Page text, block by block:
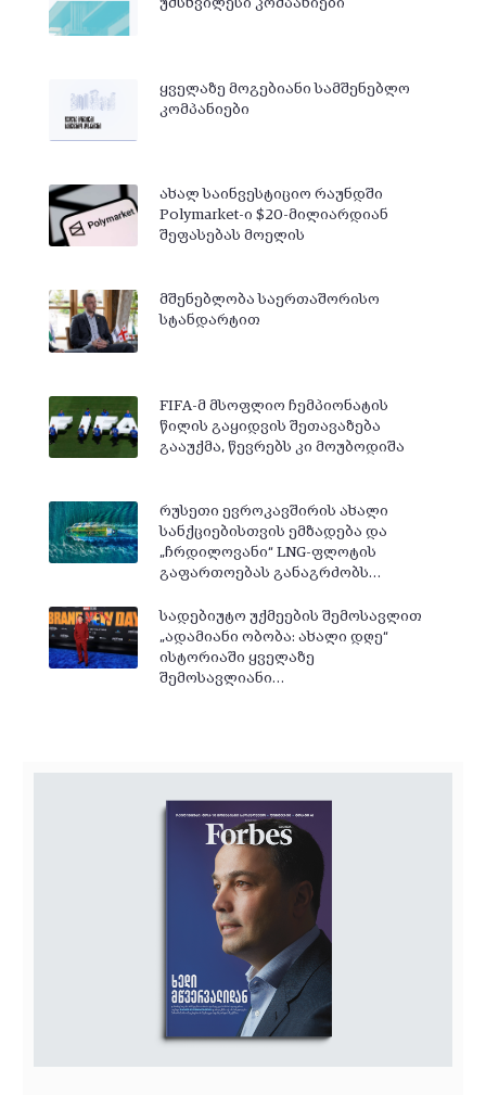
უმსხვილესი კომპანიები
ყველაზე მოგებიანი სამშენებლო
კომპანიები
ახალ საინვესტიციო რაუნდში
Polymarket-ი $20-მილიარდიან
შეფასებას მოელის
მშენებლობა საერთაშორისო
სტანდარტით
FIFA-მ მსოფლიო ჩემპიონატის
წილის გაყიდვის შეთავაზება
გააუქმა, წევრებს კი მოუბოდიშა
რუსეთი ევროკავშირის ახალი
სანქციებისთვის ემზადება და
„ჩრდილოვანი“ LNG-ფლოტის
გაფართოებას განაგრძობს…
სადებიუტო უქმეების შემოსავლით
„ადამიანი ობობა: ახალი დღე“
ისტორიაში ყველაზე
შემოსავლიანი…